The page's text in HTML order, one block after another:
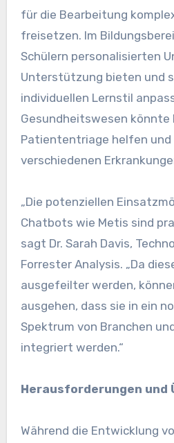
für die Bearbeitung
freisetzen. Im
Schülern personalisierten
Unterstützung bieten und
individuellen Lernstil
Gesundheitswesen könnte
Patiententriage helfen
verschiedenen
„Die potenziellen
Chatbots wie Metis sind
sagt Dr. Sarah Davis,
Forrester Analysis. „Da
ausgefeilter werden,
ausgehen, dass sie in ein
Spektrum von Branchen
integriert werden.“
Herausforderungen und
Während die Entwicklung